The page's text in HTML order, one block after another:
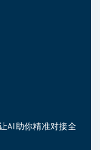
AI助你精准对接全